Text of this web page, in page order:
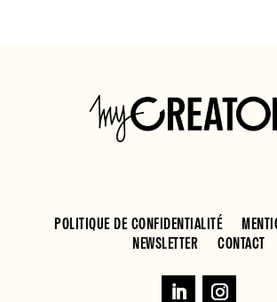
POLITIQUE DE CONFIDENTIALITÉ
NEWSLETTER
CONTACT